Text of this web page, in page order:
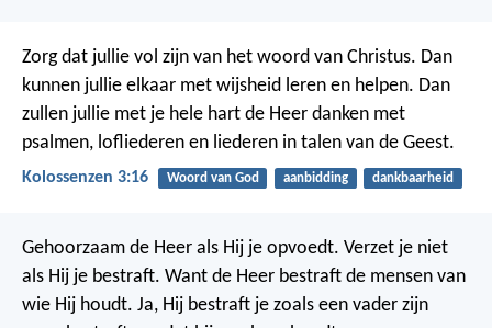
Zorg dat jullie vol zijn van het woord van Christus. Dan
kunnen jullie elkaar met wijsheid leren en helpen. Dan
zullen jullie met je hele hart de Heer danken met
psalmen, lofliederen en liederen in talen van de Geest.
Kolossenzen 3:16 Woord van God aanbidding dankbaarheid
Gehoorzaam de Heer als Hij je opvoedt. Verzet je niet
als Hij je bestraft. Want de Heer bestraft de mensen van
wie Hij houdt. Ja, Hij bestraft je zoals een vader zijn